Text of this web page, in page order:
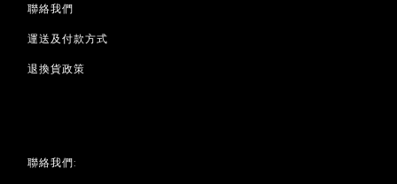
聯絡我們
運送及付款方式
退換貨政策
聯絡我們: